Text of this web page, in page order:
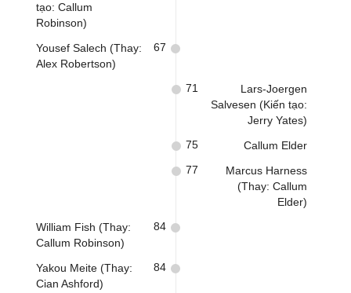
tạo: Callum
Robinson)
Yousef Salech (Thay:
Alex Robertson)
67
Lars-Joergen
Salvesen (Kiến tạo:
Jerry Yates)
71
Callum Elder
75
Marcus Harness
(Thay: Callum
Elder)
77
William Fish (Thay:
Callum Robinson)
84
Yakou Meite (Thay:
Cian Ashford)
84